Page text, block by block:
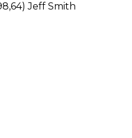
Jeff Smith